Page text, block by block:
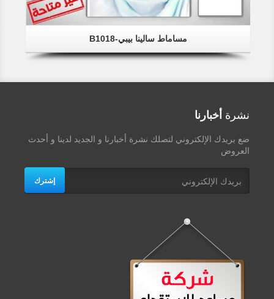
مساماط سالينا بيبي-B1018
نشرة أخبارنا
ضع بريدك الإلكتروني لتصلك نشرة أخبارنا و الجديد لدينا و أحدث
العروض
إشترك